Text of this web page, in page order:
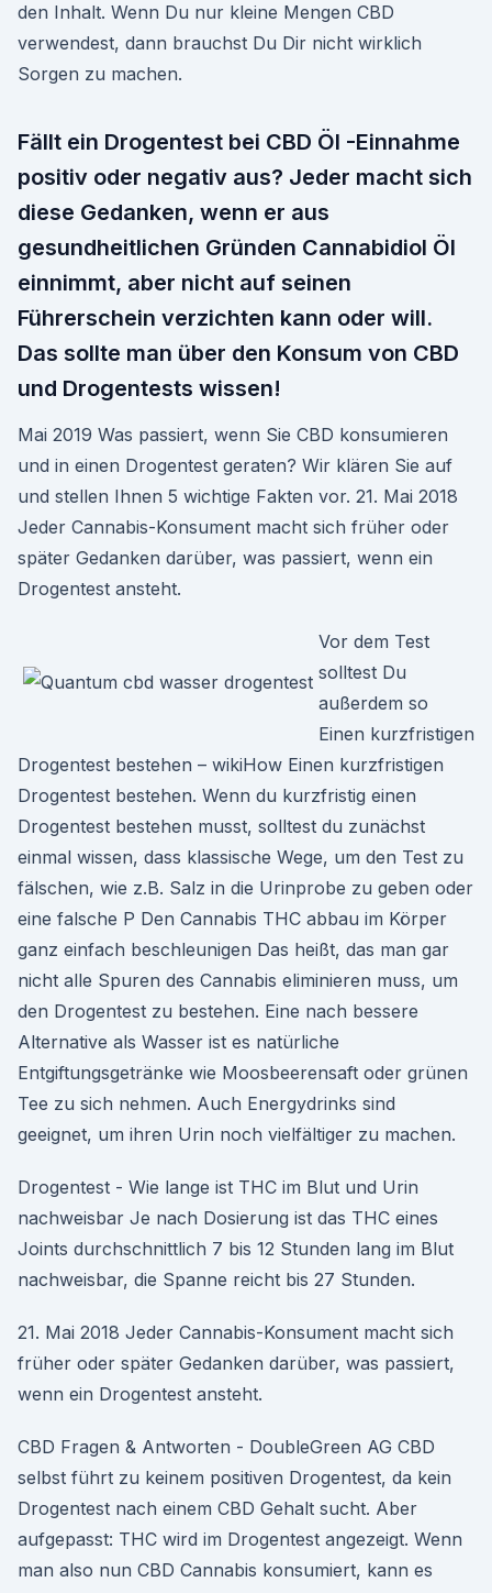
den Inhalt. Wenn Du nur kleine Mengen CBD
verwendest, dann brauchst Du Dir nicht wirklich
Sorgen zu machen.
Fällt ein Drogentest bei CBD Öl -Einnahme
positiv oder negativ aus? Jeder macht sich
diese Gedanken, wenn er aus
gesundheitlichen Gründen Cannabidiol Öl
einnimmt, aber nicht auf seinen
Führerschein verzichten kann oder will.
Das sollte man über den Konsum von CBD
und Drogentests wissen!
Mai 2019 Was passiert, wenn Sie CBD konsumieren
und in einen Drogentest geraten? Wir klären Sie auf
und stellen Ihnen 5 wichtige Fakten vor. 21. Mai 2018
Jeder Cannabis-Konsument macht sich früher oder
später Gedanken darüber, was passiert, wenn ein
Drogentest ansteht.
Vor dem Test
solltest Du
außerdem so
Einen kurzfristigen
Drogentest bestehen – wikiHow Einen kurzfristigen
Drogentest bestehen. Wenn du kurzfristig einen
Drogentest bestehen musst, solltest du zunächst
einmal wissen, dass klassische Wege, um den Test zu
fälschen, wie z.B. Salz in die Urinprobe zu geben oder
eine falsche P Den Cannabis THC abbau im Körper
ganz einfach beschleunigen Das heißt, das man gar
nicht alle Spuren des Cannabis eliminieren muss, um
den Drogentest zu bestehen. Eine nach bessere
Alternative als Wasser ist es natürliche
Entgiftungsgetränke wie Moosbeerensaft oder grünen
Tee zu sich nehmen. Auch Energydrinks sind
geeignet, um ihren Urin noch vielfältiger zu machen.
Drogentest - Wie lange ist THC im Blut und Urin
nachweisbar Je nach Dosierung ist das THC eines
Joints durchschnittlich 7 bis 12 Stunden lang im Blut
nachweisbar, die Spanne reicht bis 27 Stunden.
21. Mai 2018 Jeder Cannabis-Konsument macht sich
früher oder später Gedanken darüber, was passiert,
wenn ein Drogentest ansteht.
CBD Fragen & Antworten - DoubleGreen AG CBD
selbst führt zu keinem positiven Drogentest, da kein
Drogentest nach einem CBD Gehalt sucht. Aber
aufgepasst: THC wird im Drogentest angezeigt. Wenn
man also nun CBD Cannabis konsumiert, kann es